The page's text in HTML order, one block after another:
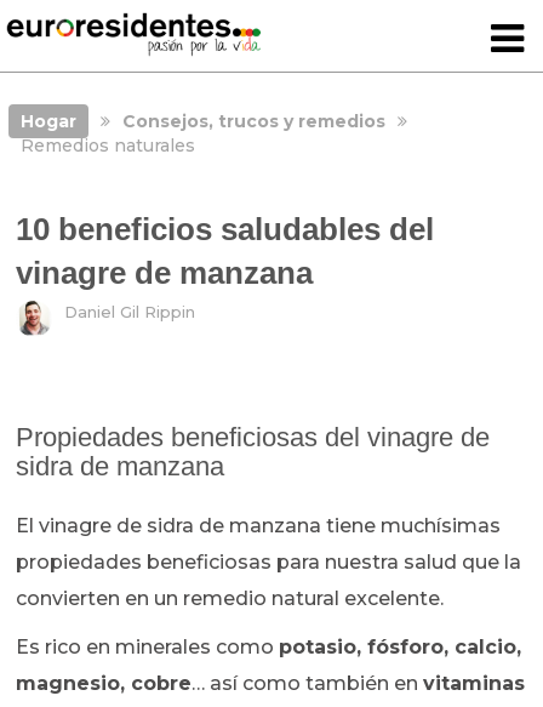
Hogar
Consejos, trucos y remedios
Remedios naturales
10 beneficios saludables del
vinagre de manzana
Daniel Gil Rippin
Propiedades beneficiosas del vinagre de
sidra de manzana
El vinagre de sidra de manzana tiene muchísimas
propiedades beneficiosas para nuestra salud que la
convierten en un remedio natural excelente.
Es rico en minerales como potasio, fósforo, calcio,
magnesio, cobre… así como también envitaminas